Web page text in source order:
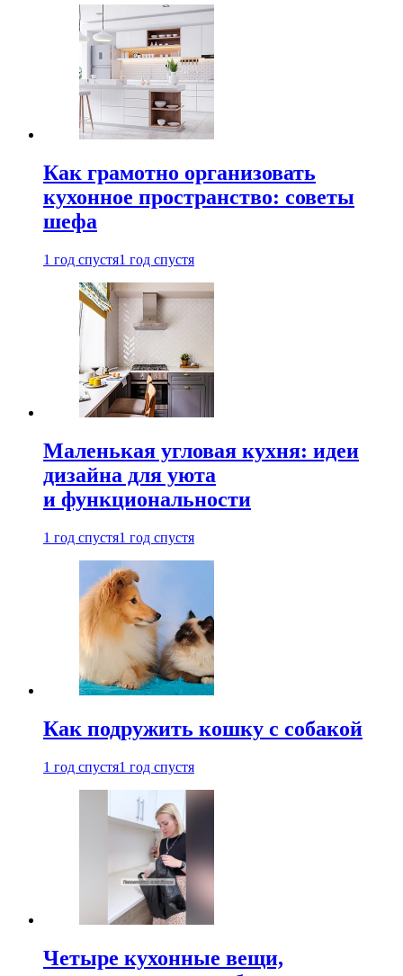
Как грамотно организовать
кухонное пространство: советы
шефа
1 год спустя1 год спустя
Маленькая угловая кухня: идеи
дизайна для уюта
и функциональности
1 год спустя1 год спустя
Как подружить кошку с собакой
1 год спустя1 год спустя
Четыре кухонные вещи,